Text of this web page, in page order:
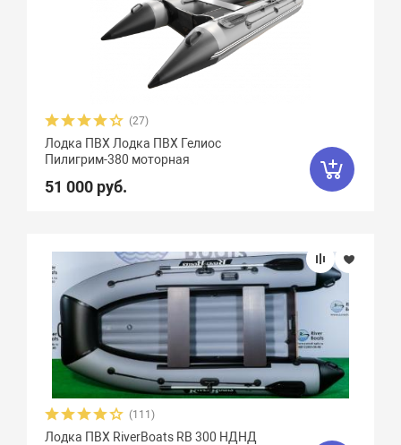
(27)
Лодка ПВХ Лодка ПВХ Гелиос
Пилигрим-380 моторная
51 000 руб.
(111)
Лодка ПВХ RiverBoats RB 300 НДНД